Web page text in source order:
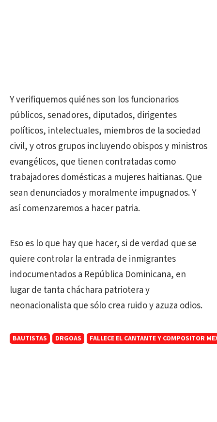
Y verifiquemos quiénes son los funcionarios
públicos, senadores, diputados, dirigentes
políticos, intelectuales, miembros de la sociedad
civil, y otros grupos incluyendo obispos y ministros
evangélicos, que tienen contratadas como
trabajadores domésticas a mujeres haitianas. Que
sean denunciados y moralmente impugnados. Y
así comenzaremos a hacer patria.
Eso es lo que hay que hacer, si de verdad que se
quiere controlar la entrada de inmigrantes
indocumentados a República Dominicana, en
lugar de tanta cháchara patriotera y
neonacionalista que sólo crea ruido y azuza odios.
BAUTISTAS DRGOAS FALLECE EL CANTANTE Y COMPOSITOR